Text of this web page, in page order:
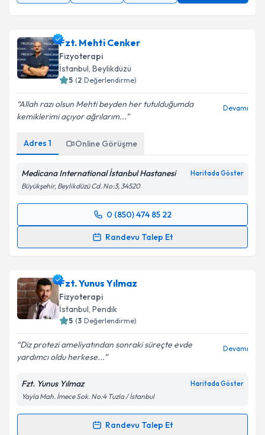
Fzt. Mehti Cenker
Fizyoterapi
İstanbul, Beylikdüzü
5 (2 Değerlendirme)
Allah razı olsun Mehti beyden her tutulduğumda
kemiklerimi açıyor ağrılarım...
Devamı
Adres 1 Online Görüşme
Medicana International İstanbul Hastanesi Haritada Göster
Büyükşehir, Beylikdüzü Cd. No:3, 34520
0 (850) 474 85 22
Randevu Talep Et
Randevu Takvimi Talebi
takvim hazırlandığında e-posta ile bilgilendireceğiz.
E-posta Adresiniz
kapsamda işlenmesini kabul ediyorum.
Takvim Talebini Gönder
Fzt. Yunus Yılmaz
Fizyoterapi
İstanbul, Pendik
5 (3 Değerlendirme)
Diz protezi ameliyatından sonraki süreçte evde
yardımcı oldu herkese...
Devamı
Fzt. Yunus Yılmaz Haritada Göster
Yayla Mah. İmece Sok. No:4 Tuzla / İstanbul
Randevu Talep Et
Randevu Takvimi Talebi